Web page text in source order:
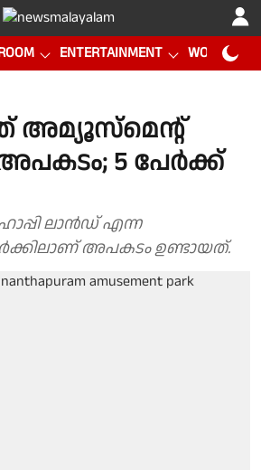
ENTERTAINMENT WORLD CUP
അമ്യൂസ്മെൻ്റ്
5 പേർക്ക്
ലാൻഡ് എന്ന
അപകടം ഉണ്ടായത്.